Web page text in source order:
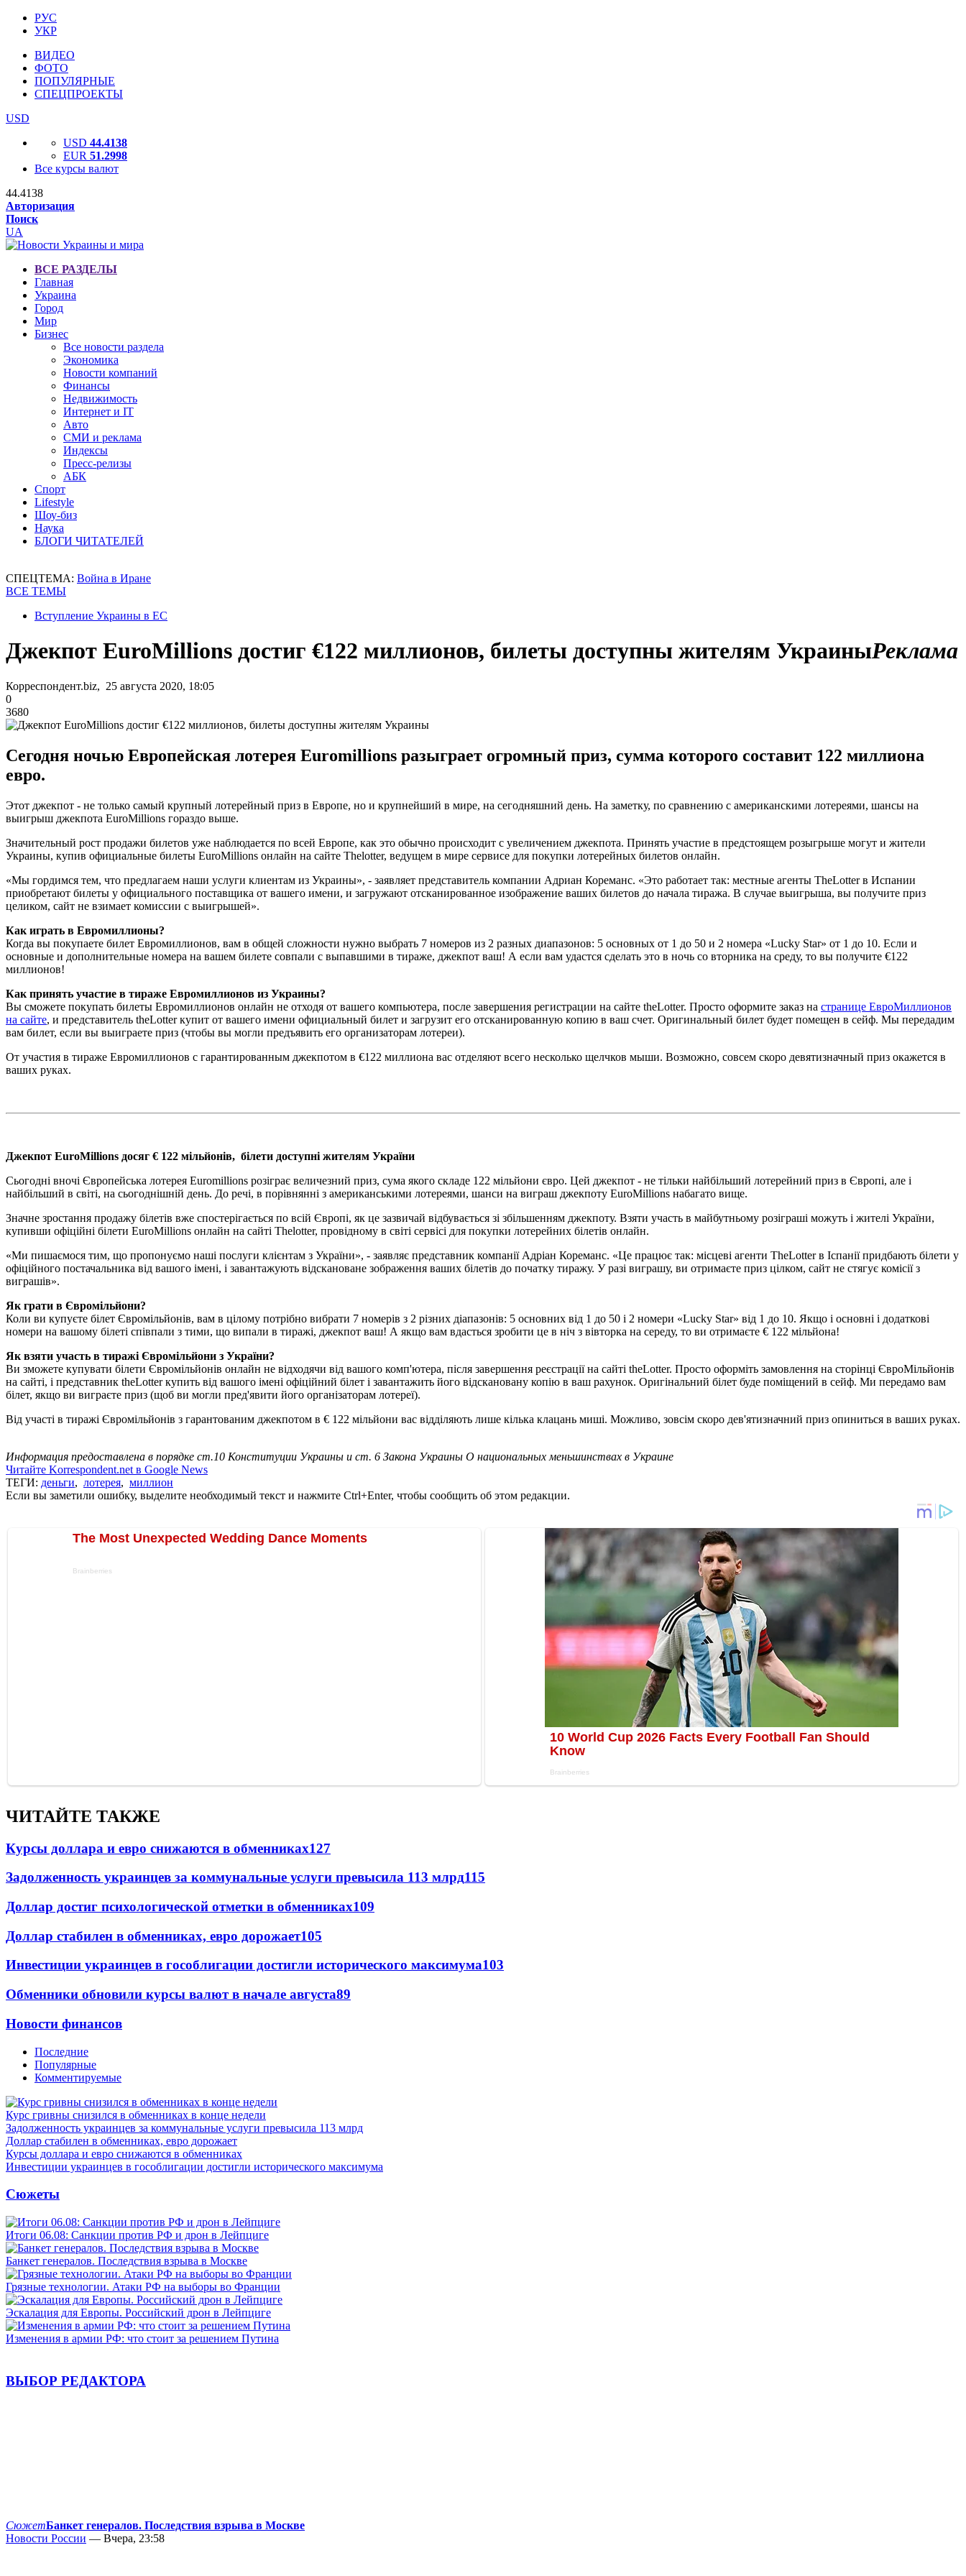
РУС
УКР
ВИДЕО
ФОТО
ПОПУЛЯРНЫЕ
СПЕЦПРОЕКТЫ
USD
USD 44.4138
EUR 51.2998
Все курсы валют
44.4138
Авторизация
Поиск
UA
ВСЕ РАЗДЕЛЫ
Главная
Украина
Город
Мир
Бизнес
Все новости раздела
Экономика
Новости компаний
Финансы
Недвижимость
Интернет и IT
Авто
СМИ и реклама
Индексы
Пресс-релизы
АБК
Спорт
Lifestyle
Шоу-биз
Наука
БЛОГИ ЧИТАТЕЛЕЙ
СПЕЦТЕМА: Война в Иране
ВСЕ ТЕМЫ
Вступление Украины в ЕС
Джекпот EuroMillions достиг €122 миллионов, билеты доступны жителям УкраиныРеклама
Корреспондент.biz, 25 августа 2020, 18:05
0
3680
Сегодня ночью Европейская лотерея Euromillions разыграет огромный приз, сумма которого составит 122 миллиона
евро.
Этот джекпот - не только самый крупный лотерейный приз в Европе, но и крупнейший в мире, на сегодняшний день. На заметку, по сравнению с американскими лотереями, шансы на
выигрыш джекпота EuroMillions гораздо выше.
Значительный рост продажи билетов уже наблюдается по всей Европе, как это обычно происходит с увеличением джекпота. Принять участие в предстоящем розыгрыше могут и жители
Украины, купив официальные билеты EuroMillions онлайн на сайте Thelotter, ведущем в мире сервисе для покупки лотерейных билетов онлайн.
«Мы гордимся тем, что предлагаем наши услуги клиентам из Украины», - заявляет представитель компании Адриан Кореманс. «Это работает так: местные агенты TheLotter в Испании
приобретают билеты у официального поставщика от вашего имени, и загружают отсканированное изображение ваших билетов до начала тиража. В случае выигрыша, вы получите приз
целиком, сайт не взимает комиссии с выигрышей».
Как играть в Евромиллионы?
Когда вы покупаете билет Евромиллионов, вам в общей сложности нужно выбрать 7 номеров из 2 разных диапазонов: 5 основных от 1 до 50 и 2 номера «Lucky Star» от 1 до 10. Если и
основные и дополнительные номера на вашем билете совпали с выпавшими в тираже, джекпот ваш! А если вам удастся сделать это в ночь со вторника на среду, то вы получите €122
миллионов!
Как принять участие в тираже Евромиллионов из Украины?
Вы сможете покупать билеты Евромиллионов онлайн не отходя от вашего компьютера, после завершения регистрации на сайте theLotter. Просто оформите заказ на странице ЕвроМиллионов
на сайте, и представитель theLotter купит от вашего имени официальный билет и загрузит его отсканированную копию в ваш счет. Оригинальный билет будет помещен в сейф. Мы передадим
вам билет, если вы выиграете приз (чтобы вы могли предъявить его организаторам лотереи).
От участия в тираже Евромиллионов с гарантированным джекпотом в €122 миллиона вас отделяют всего несколько щелчков мыши. Возможно, совсем скоро девятизначный приз окажется в
ваших руках.
Джекпот EuroMillions досяг € 122 мільйонів, білети доступні жителям України
Сьогодні вночі Європейська лотерея Euromillions розіграє величезний приз, сума якого складе 122 мільйони євро. Цей джекпот - не тільки найбільший лотерейний приз в Європі, але і
найбільший в світі, на сьогоднішній день. До речі, в порівнянні з американськими лотереями, шанси на виграш джекпоту EuroMillions набагато вище.
Значне зростання продажу білетів вже спостерігається по всій Європі, як це зазвичай відбувається зі збільшенням джекпоту. Взяти участь в майбутньому розіграші можуть і жителі України,
купивши офіційні білети EuroMillions онлайн на сайті Thelotter, провідному в світі сервісі для покупки лотерейних білетів онлайн.
«Ми пишаємося тим, що пропонуємо наші послуги клієнтам з України», - заявляє представник компанії Адріан Кореманс. «Це працює так: місцеві агенти TheLotter в Іспанії придбають білети у
офіційного постачальника від вашого імені, і завантажують відскановане зображення ваших білетів до початку тиражу. У разі виграшу, ви отримаєте приз цілком, сайт не стягує комісії з
виграшів».
Як грати в Євромільйони?
Коли ви купуєте білет Євромільйонів, вам в цілому потрібно вибрати 7 номерів з 2 різних діапазонів: 5 основних від 1 до 50 і 2 номери «Lucky Star» від 1 до 10. Якщо і основні і додаткові
номери на вашому білеті співпали з тими, що випали в тиражі, джекпот ваш! А якщо вам вдасться зробити це в ніч з вівторка на середу, то ви отримаєте € 122 мільйона!
Як взяти участь в тиражі Євромільйони з України?
Ви зможете купувати білети Євромільйонів онлайн не відходячи від вашого комп'ютера, після завершення реєстрації на сайті theLotter. Просто оформіть замовлення на сторінці ЄвроМільйонів
на сайті, і представник theLotter купить від вашого імені офіційний білет і завантажить його відскановану копію в ваш рахунок. Оригінальний білет буде поміщений в сейф. Ми передамо вам
білет, якщо ви виграєте приз (щоб ви могли пред'явити його організаторам лотереї).
Від участі в тиражі Євромільйонів з гарантованим джекпотом в € 122 мільйони вас відділяють лише кілька клацань миші. Можливо, зовсім скоро дев'ятизначний приз опиниться в ваших руках.
Информация предоставлена в порядке ст.10 Конституции Украины и ст. 6 Закона Украины О национальных меньшинствах в Украине
Читайте Korrespondent.net в Google News
ТЕГИ: деньги, лотерея, миллион
Если вы заметили ошибку, выделите необходимый текст и нажмите Ctrl+Enter, чтобы сообщить об этом редакции.
ЧИТАЙТЕ ТАКЖЕ
Курсы доллара и евро снижаются в обменниках127
Задолженность украинцев за коммунальные услуги превысила 113 млрд115
Доллар достиг психологической отметки в обменниках109
Доллар стабилен в обменниках, евро дорожает105
Инвестиции украинцев в гособлигации достигли исторического максимума103
Обменники обновили курсы валют в начале августа89
Новости финансов
Последние
Популярные
Комментируемые
Курс гривны снизился в обменниках в конце недели
Задолженность украинцев за коммунальные услуги превысила 113 млрд
Доллар стабилен в обменниках, евро дорожает
Курсы доллара и евро снижаются в обменниках
Инвестиции украинцев в гособлигации достигли исторического максимума
Сюжеты
Итоги 06.08: Санкции против РФ и дрон в Лейпциге
Банкет генералов. Последствия взрыва в Москве
Грязные технологии. Атаки РФ на выборы во Франции
Эскалация для Европы. Российский дрон в Лейпциге
Изменения в армии РФ: что стоит за решением Путина
ВЫБОР РЕДАКТОРА
СюжетБанкет генералов. Последствия взрыва в Москве
Новости России — Вчера, 23:58